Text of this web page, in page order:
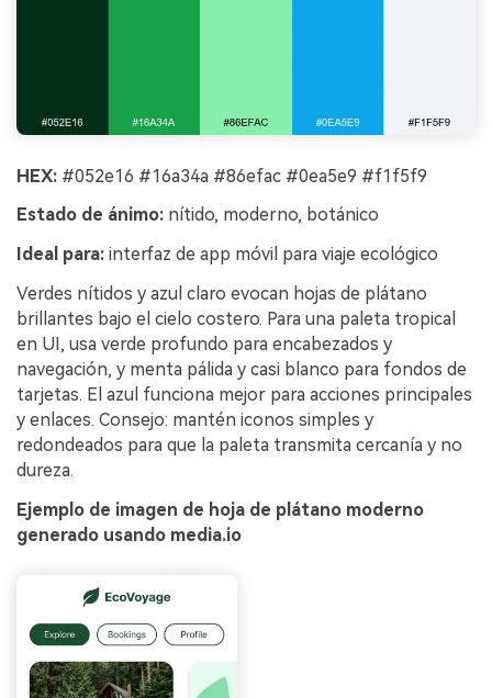
HEX: #052e16 #16a34a #86efac #0ea5e9 #f1f5f9
Estado de ánimo: nítido, moderno, botánico
Ideal para: interfaz de app móvil para viaje ecológico
Verdes nítidos y azul claro evocan hojas de plátano
brillantes bajo el cielo costero. Para una paleta tropical
en UI, usa verde profundo para encabezados y
navegación, y menta pálida y casi blanco para fondos de
tarjetas. El azul funciona mejor para acciones principales
y enlaces. Consejo: mantén iconos simples y
redondeados para que la paleta transmita cercanía y no
dureza.
Ejemplo de imagen de hoja de plátano moderno
generado usando media.io